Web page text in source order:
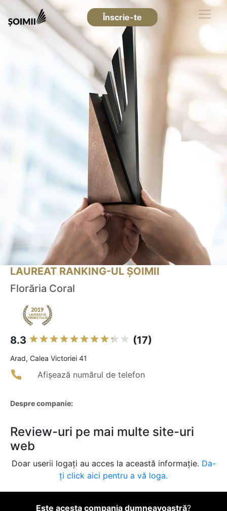
Înscrie-te
LAUREAT RANKING-UL ȘOIMII
Florăria Coral
8.3 (17)
Arad, Calea Victoriei 41
Afișează numărul de telefon
Despre companie:
Review-uri pe mai multe site-uri
web
Doar userii logați au acces la această informație. Da-
ți click aici pentru a vă loga.
Este acesta compania dumneavoastră?